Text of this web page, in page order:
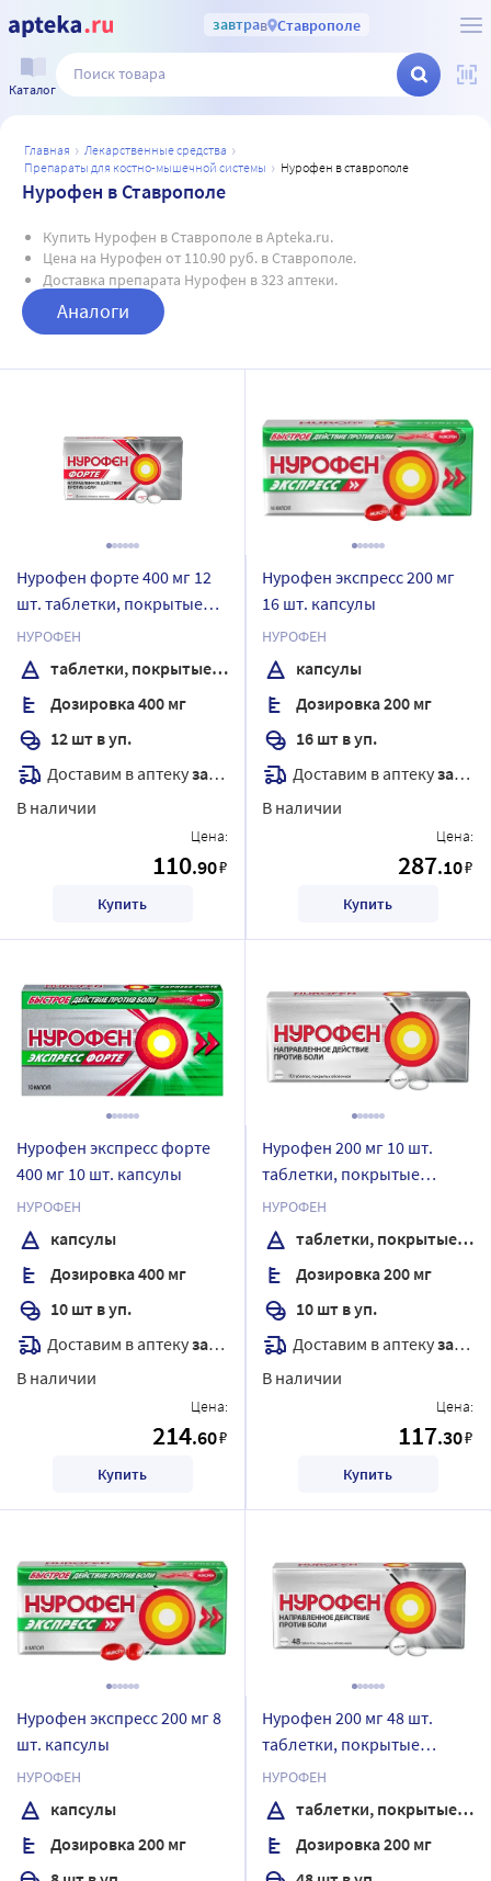
завтрав Ставрополе
Каталог
главная
лекарственные средства
препараты для костно-мышечной системы
нурофен в ставрополе
Нурофен в Ставрополе
Купить Нурофен в Ставрополе в Apteka.ru.
Цена на Нурофен от 110.90 руб. в Ставрополе.
Доставка препарата Нурофен в 323 аптеки.
Аналоги
Нурофен форте 400 мг 12
шт. таблетки, покрытые
оболочкой
НУРОФЕН
таблетки, покрытые оболочкой
Дозировка 400 мг
12 шт в уп.
Доставим в аптекузавтра
В наличии
Цена:
110.90₽
Купить
Нурофен экспресс 200 мг
16 шт. капсулы
НУРОФЕН
капсулы
Дозировка 200 мг
16 шт в уп.
Доставим в аптекузавтра
В наличии
Цена:
287.10₽
Купить
Нурофен экспресс форте
400 мг 10 шт. капсулы
НУРОФЕН
капсулы
Дозировка 400 мг
10 шт в уп.
Доставим в аптекузавтра
В наличии
Цена:
214.60₽
Купить
Нурофен 200 мг 10 шт.
таблетки, покрытые
оболочкой
НУРОФЕН
таблетки, покрытые оболочкой
Дозировка 200 мг
10 шт в уп.
Доставим в аптекузавтра
В наличии
Цена:
117.30₽
Купить
Нурофен экспресс 200 мг 8
шт. капсулы
НУРОФЕН
капсулы
Дозировка 200 мг
Нурофен 200 мг 48 шт.
таблетки, покрытые
оболочкой
НУРОФЕН
таблетки, покрытые оболочкой
Дозировка 200 мг